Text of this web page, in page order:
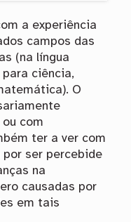
a experiência
campos das
(na língua
ciência,
O
com
ter a ver com
ser percebide
na
causadas por
em tais